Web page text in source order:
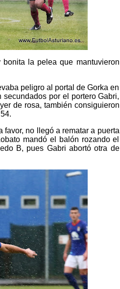
la pelea que mantuvieron
peligro al portal de Gorka en
por el portero Gabri,
de rosa, también consiguieron
no llegó a rematar a puerta
mandó el balón rozando el
B, pues Gabri abortó otra de